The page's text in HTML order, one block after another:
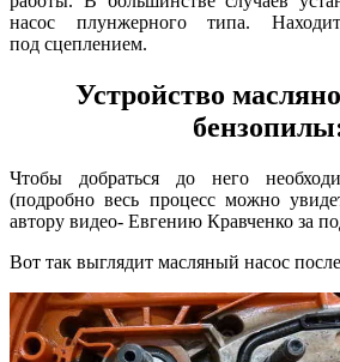
насос плунжерного типа.
под сцеплением.
Устройство
Чтобы добраться до него
(подробно весь процесс можно
автору видео- Евгению Кравченко за
Вот так выглядит масляный насос